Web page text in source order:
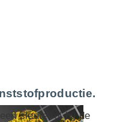
sleutelrol bij de